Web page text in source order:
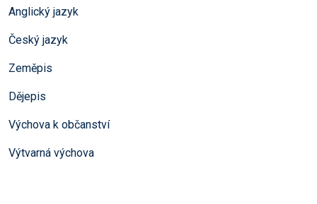
Anglický jazyk
Český jazyk
Zeměpis
Dějepis
Výchova k občanství
Výtvarná výchova